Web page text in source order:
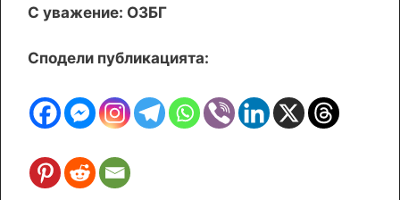
С уважение: ОЗБГ
Сподели публикацията: